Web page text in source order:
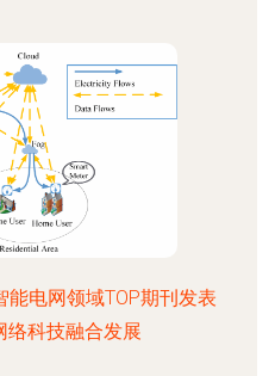
电网领域TOP期刊发表
络科技融合发展